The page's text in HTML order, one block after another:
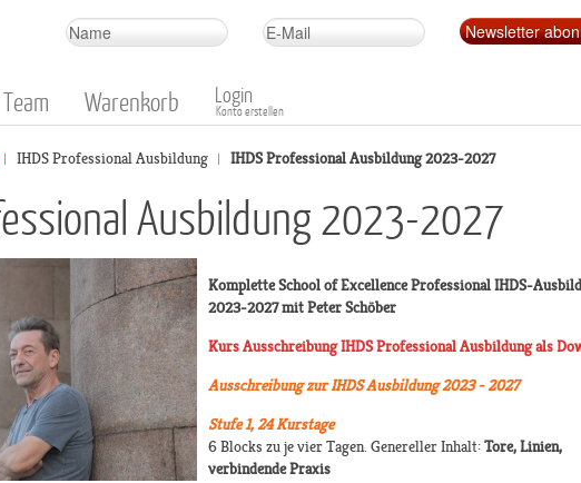
Team Warenkorb Login
Konto erstellen
IHDS Professional Ausbildung IHDS Professional Ausbildung 2023-2027
Ausbildung 2023-2027
Komplette School of Excellence Professional IHDS-
2023-2027 mit Peter Schöber
Kurs AusschreibungIHDS Professional Ausbildung als
Ausschreibung zur IHDS Ausbildung 2023 - 2027
Stufe 1, 24 Kurstage
6 Blocks zu je vier Tagen. Genereller Inhalt:Tore, Linien,
verbindende Praxis